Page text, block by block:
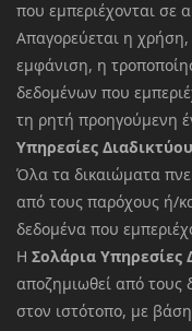
που εμπεριέχονται σε
Απαγορεύεται η
εμφάνιση, η
δεδομένων που
τη ρητή προηγούμενη
Υπηρεσίες
Όλα τα δικαιώματα
από τους παρόχους ή/
δεδομένα που
Η Σολάρια Υπηρεσίες
αποζημιωθεί από τους
στον ιστότοπο, με